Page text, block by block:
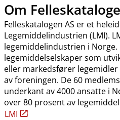
Om
Felleskatalogen AS er et
Legemiddelindustrien (LMI).
legemiddelindustrien i
legemiddelselskaper som
eller markedsfører
av foreningen. De 60
underkant av 4000 ansatte i
over 80 prosent av
LMI